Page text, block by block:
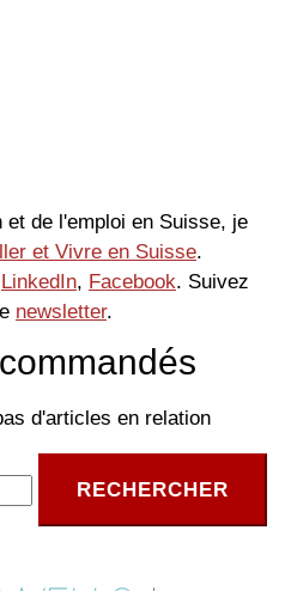
de l'emploi en Suisse, je
et Vivre en Suisse.
LinkedIn, Facebook. Suivez
newsletter.
d'articles en relation